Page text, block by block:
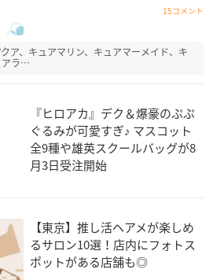
15コメント
ア、キュアマリン、キュアマーメイド、キ
アラ…
『ヒロアカ』デク＆爆豪のぷぷ
ぐるみが可愛すぎ♪ マスコット
全9種や雄英スクールバッグが8
月3日受注開始
【東京】推し活ヘアメが楽しめ
るサロン10選！店内にフォトス
ポットがある店舗も◎